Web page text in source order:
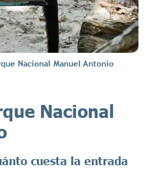
Nacional Manuel Antonio
Nacional
cuesta la entrada